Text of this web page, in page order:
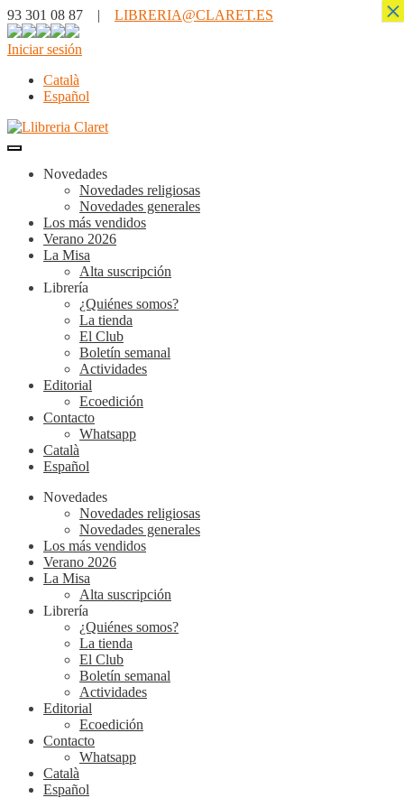
93 301 08 87 | LIBRERIA@CLARET.ES
Iniciar sesión
Català
Español
Novedades
Novedades religiosas
Novedades generales
Los más vendidos
Verano 2026
La Misa
Alta suscripción
Librería
¿Quiénes somos?
La tienda
El Club
Boletín semanal
Actividades
Editorial
Ecoedición
Contacto
Whatsapp
Català
Español
Novedades
Novedades religiosas
Novedades generales
Los más vendidos
Verano 2026
La Misa
Alta suscripción
Librería
¿Quiénes somos?
La tienda
El Club
Boletín semanal
Actividades
Editorial
Ecoedición
Contacto
Whatsapp
Català
Español
×